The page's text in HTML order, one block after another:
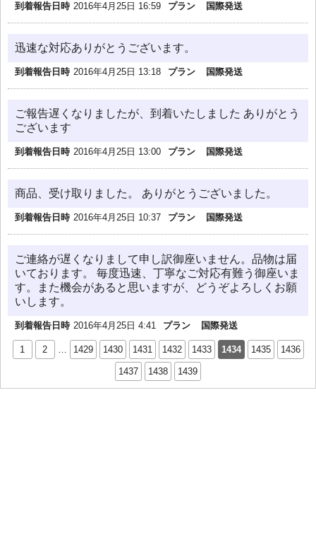
到着報告日時 2016年4月25日 16:59 プラン 国際発送
迅速な対応ありがとうございます。
到着報告日時 2016年4月25日 13:18 プラン 国際発送
ご報告遅くなりましたが、到着いたしました ありがとう
ございます
到着報告日時 2016年4月25日 13:00 プラン 国際発送
商品、受け取りました。 ありがとうございました。
到着報告日時 2016年4月25日 10:37 プラン 国際発送
ご連絡が遅くなりまして申し訳御座いません。品物は届
いております。 毎度迅速、丁寧なご対応有難う御座いま
す。また機会があると思いますが、どうぞよろしくお願
いします。
到着報告日時 2016年4月25日 4:41 プラン 国際発送
1 2 … 1429 1430 1431 1432 1433 1434 1435 1436
1437 1438 1439